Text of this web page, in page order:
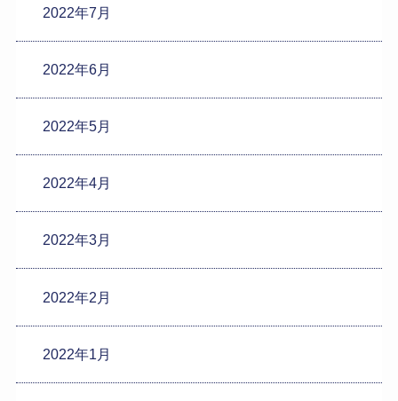
2022年7月
2022年6月
2022年5月
2022年4月
2022年3月
2022年2月
2022年1月